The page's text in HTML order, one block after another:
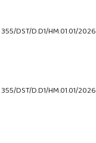
DST/D.D1/HM.01.01/2026
DST/D.D1/HM.01.01/2026